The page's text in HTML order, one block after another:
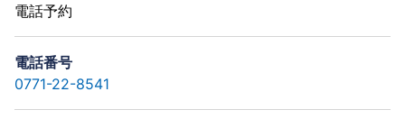
電話予約
電話番号
0771-22-8541